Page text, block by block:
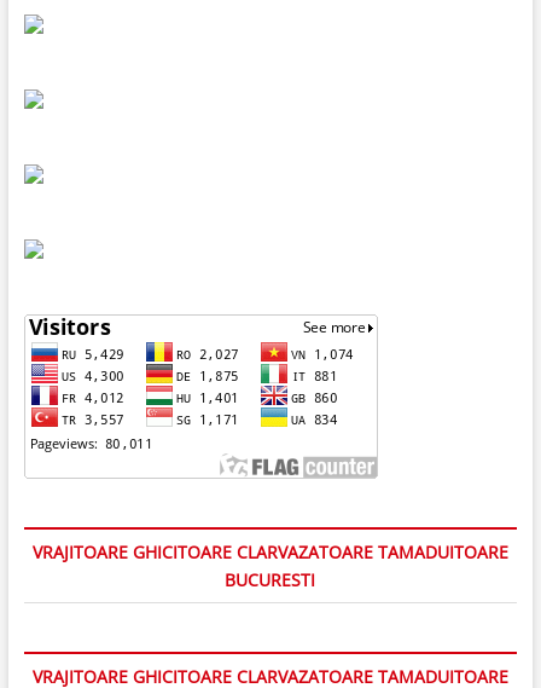
VRAJITOARE GHICITOARE CLARVAZATOARE TAMADUITOARE
BUCURESTI
VRAJITOARE GHICITOARE CLARVAZATOARE TAMADUITOARE